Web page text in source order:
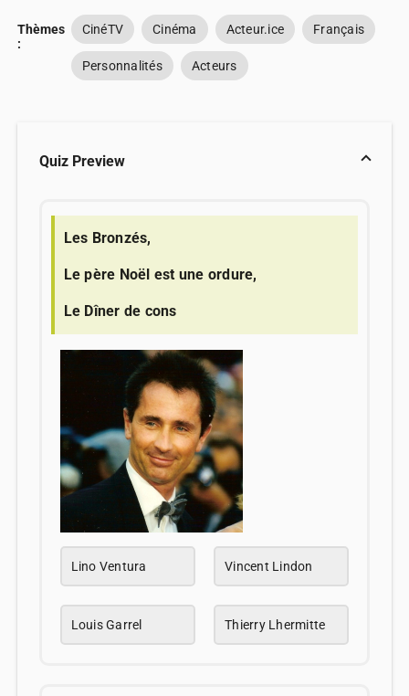
Thèmes
:
CinéTV Cinéma Acteur.ice Français
Personnalités Acteurs
Quiz Preview
Les Bronzés,
Le père Noël est une ordure,
Le Dîner de cons
Lino Ventura Vincent Lindon
Louis Garrel Thierry Lhermitte